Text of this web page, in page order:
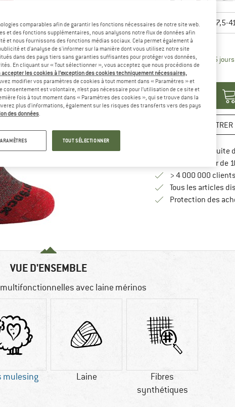
EU34-37 37,5-
Guide des tailles
Délai de livraison: 3-5
Quantité:
ENREGISTRER
Livraison gratuite
Droit de retour de
> 4 000 000
Tous les articles
Protection des
VUE D'ENSEMBLE
avec laine mérinos
mulesing Laine
Fibres
synthétiques
comparables afin de garantir les fonctions nécessaires de notre site web.
et des fonctions supplémentaires, nous analysons notre flux de données afin
et nous fournissons des fonctions médias sociaux. Cela permet également à
et d'analyse de s'informer sur la manière dont vous utilisez notre site
dans des pays tiers sans garanties suffisantes pour protéger vos données,
En cliquant sur « Tout sélectionner », vous acceptez que nous procédions de
accepter les cookies à l’exception des cookies techniquement nécessaires,
modifier vos paramètres de cookies à tout moment dans « Paramètres » et
est volontaire, n’est pas nécessaire pour l’utilisation de ce site et
fois à tout moment dans « Paramètres des cookies », qui se trouve dans la
plus d'informations, également sur les risques des transferts vers des pays
des données.
TOUT SÉLECTIONNER